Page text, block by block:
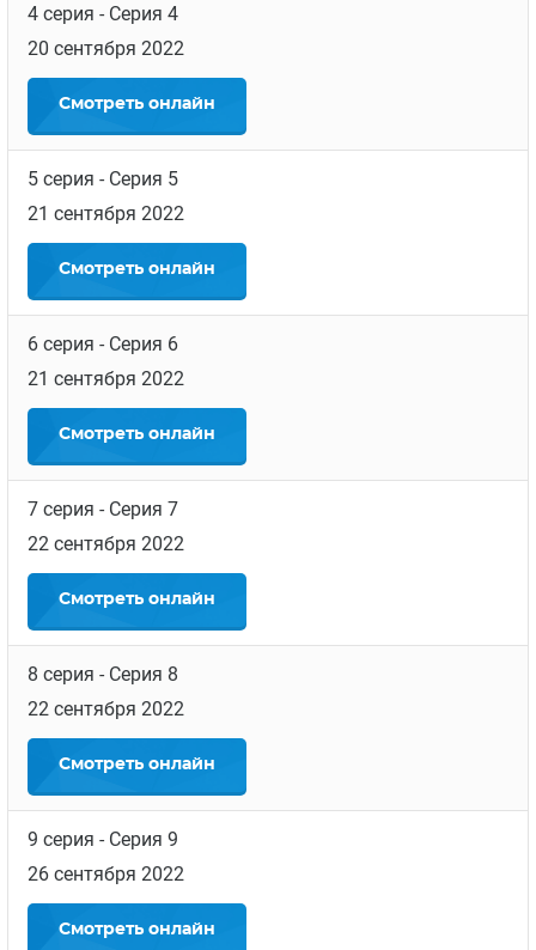
4 серия - Серия 4
20 сентября 2022
Смотреть онлайн
5 серия - Серия 5
21 сентября 2022
Смотреть онлайн
6 серия - Серия 6
21 сентября 2022
Смотреть онлайн
7 серия - Серия 7
22 сентября 2022
Смотреть онлайн
8 серия - Серия 8
22 сентября 2022
Смотреть онлайн
9 серия - Серия 9
26 сентября 2022
Смотреть онлайн